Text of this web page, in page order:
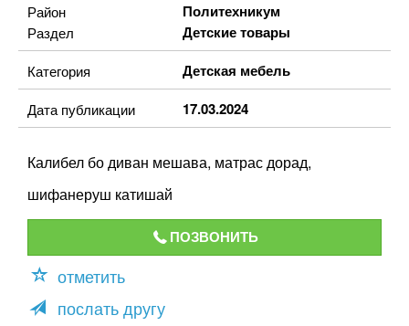
Район Политехникум
Раздел Детские товары
Категория Детская мебель
Дата публикации 17.03.2024
Калибел бо диван мешава, матрас дорад,
шифанеруш катишай
ПОЗВОНИТЬ
отметить
послать другу